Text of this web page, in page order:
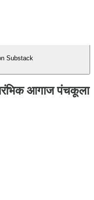
Substack
आगाज पंचकूला